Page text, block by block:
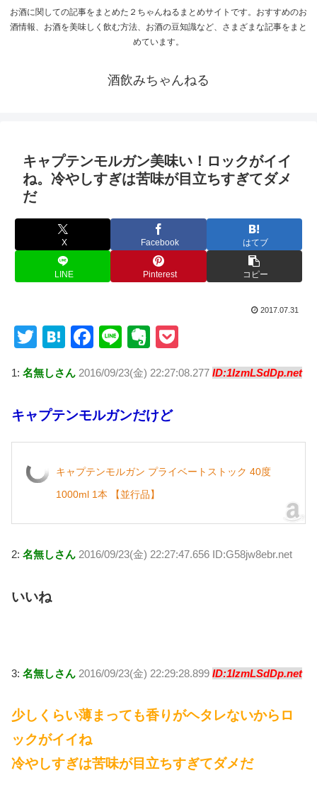
お酒に関しての記事をまとめた２ちゃんねるまとめサイトです。おすすめのお
酒情報、お酒を美味しく飲む方法、お酒の豆知識など、さまざまな記事をまと
めています。
酒飲みちゃんねる
キャプテンモルガン美味い！ロックがイイ
ね。冷やしすぎは苦味が目立ちすぎてダメ
だ
X Facebook はてブ
LINE Pinterest コピー
2017.07.31
T
tt
er
H
e
n
a
F
c
e
b
o
o
k
Li
e
E
er
n
ot
e
ck
1: 名無しさん 2016/09/23(金) 22:27:08.277 ID:1IzmLSdDp.net
キャプテンモルガンだけど
キャプテンモルガン プライベートストック 40度
1000ml 1本 【並行品】
2: 名無しさん 2016/09/23(金) 22:27:47.656 ID:G58jw8ebr.net
いいね
3: 名無しさん 2016/09/23(金) 22:29:28.899 ID:1IzmLSdDp.net
少しくらい薄まっても香りがヘタレないからロ
ックがイイね
冷やしすぎは苦味が目立ちすぎてダメだ